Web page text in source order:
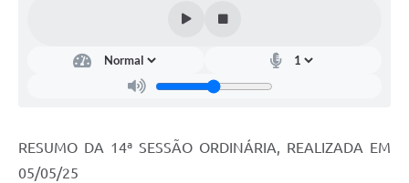
Jornal Histórico
RESUMO DA 14ª SESSÃO ORDINÁRIA, REALIZADA EM
05/05/25